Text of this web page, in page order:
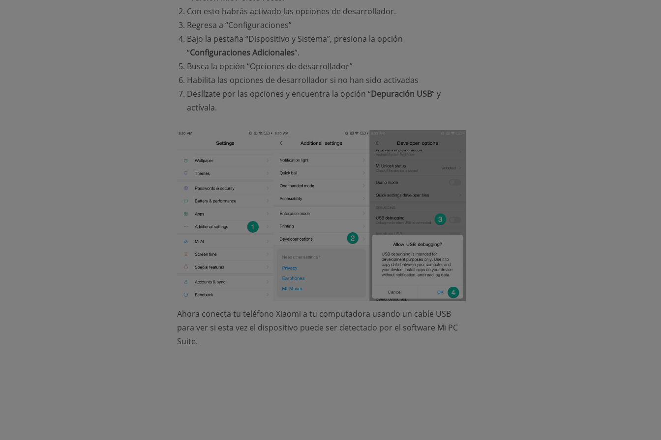
Con esto habrás activado las opciones de desarrollador.
Regresa a “Configuraciones”
Bajo la pestaña “Dispositivo y Sistema”, presiona la opción
“Configuraciones Adicionales”.
Busca la opción “Opciones de desarrollador”
Habilita las opciones de desarrollador si no han sido activadas
Deslízate por las opciones y encuentra la opción “Depuración USB” y
actívala.
Ahora conecta tu teléfono Xiaomi a tu computadora usando un cable USB
para ver si esta vez el dispositivo puede ser detectado por el software Mi PC
Suite.